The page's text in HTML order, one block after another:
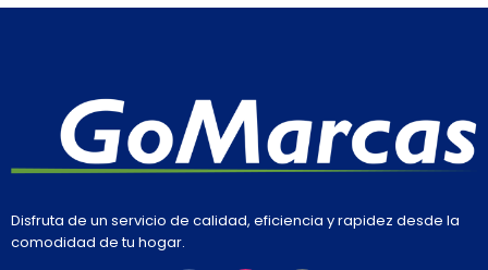
Disfruta de un servicio de calidad, eficiencia y rapidez desde la
comodidad de tu hogar.